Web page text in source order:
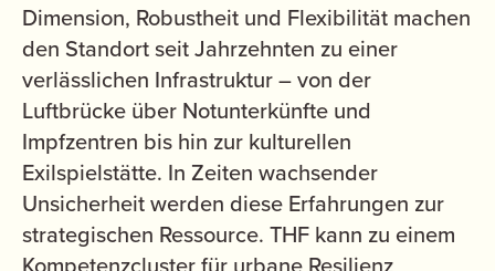
Dimension, Robustheit und Flexibilität machen
den Standort seit Jahrzehnten zu einer
verlässlichen Infrastruktur – von der
Luftbrücke über Notunterkünfte und
Impfzentren bis hin zur kulturellen
Exilspielstätte. In Zeiten wachsender
Unsicherheit werden diese Erfahrungen zur
strategischen Ressource. THF kann zu einem